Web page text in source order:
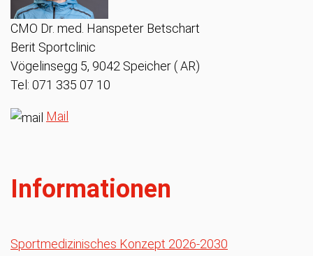
CMO Dr. med. Hanspeter Betschart
Berit Sportclinic
Vögelinsegg 5, 9042 Speicher ( AR)
Tel: 071 335 07 10
Mail
Informationen
Sportmedizinisches Konzept 2026-2030